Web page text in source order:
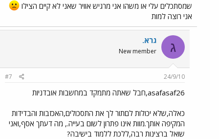
שמסתכלים עלי או משהו אני מרגיש אוויר שאני לא קיים הצילו
אני רוצה למות
ג גרא.
New member
24/9/10
#7
asafasaf26,חבל שאתה מתמקד במחשבות אובדניות
כאלה,שלא יכולות לםתור לך את התסכולים,האכזבות והבדידות
המקיפה אותך.מוות אינו פתרון לשום בעייה., מה דעתך אסף,ואני
שואל ברצינות רבה,ללכת ללמוד בישיבה?